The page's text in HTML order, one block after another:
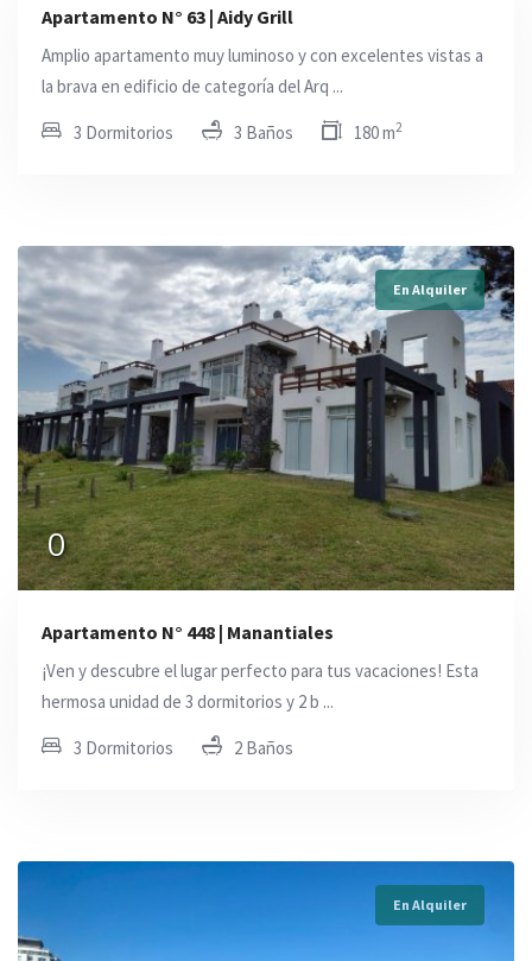
Apartamento N° 63 | Aidy Grill
Amplio apartamento muy luminoso y con excelentes vistas a
la brava en edificio de categoría del Arq ...
3 Dormitorios 3 Baños 180 m2
En Alquiler
0
Apartamento N° 448 | Manantiales
¡Ven y descubre el lugar perfecto para tus vacaciones! Esta
hermosa unidad de 3 dormitorios y 2 b ...
3 Dormitorios 2 Baños
En Alquiler